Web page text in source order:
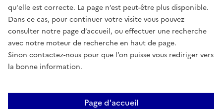
qu'elle est correcte. La page n’est peut-être plus disponible.
Dans ce cas, pour continuer votre visite vous pouvez
consulter notre page d’accueil, ou effectuer une recherche
avec notre moteur de recherche en haut de page.
Sinon contactez-nous pour que l’on puisse vous rediriger vers
la bonne information.
Page d'accueil